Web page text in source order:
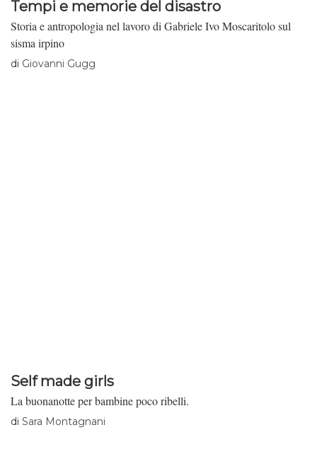
Tempi e memorie del disastro
Storia e antropologia nel lavoro di Gabriele Ivo Moscaritolo sul
sisma irpino
di Giovanni Gugg
Self made girls
La buonanotte per bambine poco ribelli.
di Sara Montagnani